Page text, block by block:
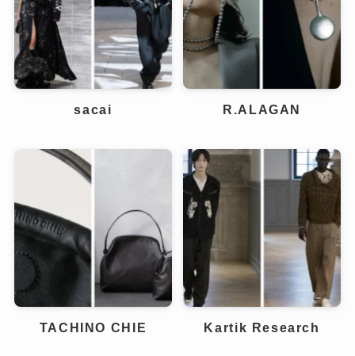
sacai R.ALAGAN
TACHINO CHIE Kartik Research